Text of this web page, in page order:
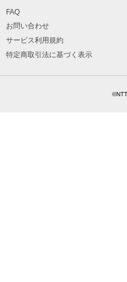
FAQ
お問い合わせ
サービス利用規約
特定商取引法に基づく表示